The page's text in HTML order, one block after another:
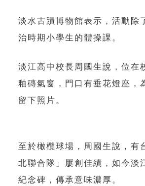
淡水古蹟博物館表示，活動除
治時期小學生的體操課。
淡江高中校長周國生說，位在
釉磚氣窗，門口有垂花燈座，
留下照片。
至於橄欖球場，周國生說，有
北聯合隊」屢創佳績，如今淡
紀念碑，傳承意味濃厚。